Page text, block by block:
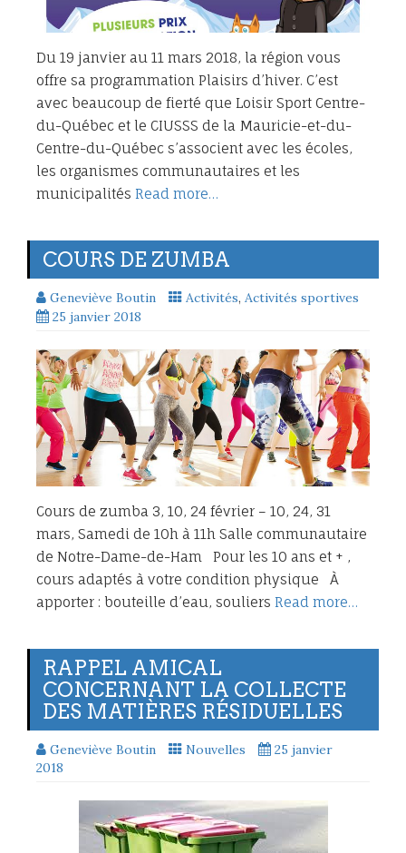
Du 19 janvier au 11 mars 2018, la région vous
offre sa programmation Plaisirs d’hiver. C’est
avec beaucoup de fierté que Loisir Sport Centre-
du-Québec et le CIUSSS de la Mauricie-et-du-
Centre-du-Québec s’associent avec les écoles,
les organismes communautaires et les
municipalités Read more…
COURS DE ZUMBA
Geneviève Boutin Activités, Activités sportives
25 janvier 2018
Cours de zumba 3, 10, 24 février – 10, 24, 31
mars, Samedi de 10h à 11h Salle communautaire
de Notre-Dame-de-Ham Pour les 10 ans et + ,
cours adaptés à votre condition physique À
apporter : bouteille d’eau, souliers Read more…
RAPPEL AMICAL
CONCERNANT LA COLLECTE
DES MATIÈRES RÉSIDUELLES
Geneviève Boutin Nouvelles
25 janvier
2018